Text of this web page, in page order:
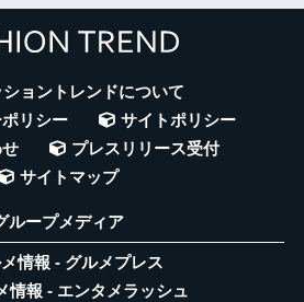
ショントレンドについて
リシー
サイトポリシー
プレスリリース受付
サイトマップ
ループメディア
情報 - グルメプレス
情報 - エンタメラッシュ